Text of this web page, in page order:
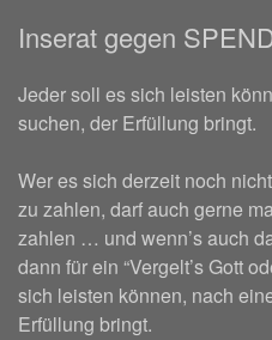
Inserat gegen
Jeder soll es sich leisten
suchen, der Erfüllung bringt.
Wer es sich derzeit noch
zu zahlen, darf auch gerne
zahlen … und wenn’s auch
dann für ein “Vergelt’s Gott
sich leisten können, nach
Erfüllung bringt.